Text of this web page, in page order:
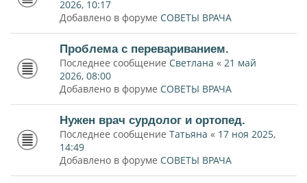
2026, 10:17
Добавлено в форуме СОВЕТЫ ВРАЧА
Проблема с перевариванием.
Последнее сообщение Светлана « 21 май
2026, 08:00
Добавлено в форуме СОВЕТЫ ВРАЧА
Нужен врач сурдолог и ортопед.
Последнее сообщение Татьяна « 17 ноя 2025,
14:49
Добавлено в форуме СОВЕТЫ ВРАЧА